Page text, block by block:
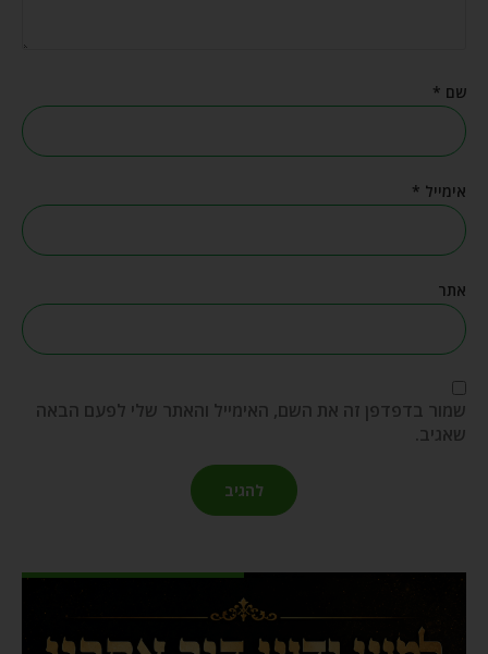
שם *
אימייל *
אתר
שמור בדפדפן זה את השם, האימייל והאתר שלי לפעם הבאה
שאגיב.